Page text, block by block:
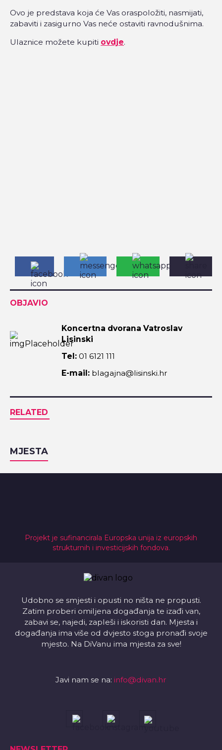
Ovo je predstava koja će Vas oraspoložiti, nasmijati,
zabaviti i zasigurno Vas neće ostaviti ravnodušnima.
Ulaznice možete kupiti ovdje.
OBJAVIO
Koncertna dvorana Vatroslav
Lisinski
Tel: 01 6121 111
E-mail: blagajna@lisinski.hr
RELATED
MJESTA
Projekt je sufinancirala Europska unija iz europskih
strukturnih i investicijskih fondova.
Udobno se smjesti i opusti no ništa ne propusti.
Zatim proberi omiljena događanja te izađi van,
zabavi se, najedi, zapleši i iskoristi dan. Mjesta i
događanja ima više od dvjesto stoga pronađi svoje
mjesto. Na DiVanu ima mjesta za sve!
Javi nam se na: info@divan.hr